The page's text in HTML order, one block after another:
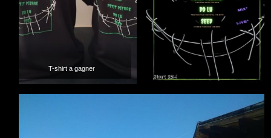
T-shirt a gagner